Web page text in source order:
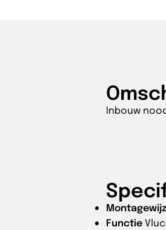
Inbouw
Functie